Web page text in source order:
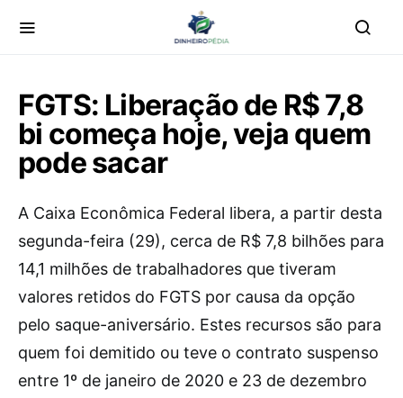
FGTS: Liberação de R$ 7,8
bi começa hoje, veja quem
pode sacar
A Caixa Econômica Federal libera, a partir desta
segunda-feira (29), cerca de R$ 7,8 bilhões para
14,1 milhões de trabalhadores que tiveram
valores retidos do FGTS por causa da opção
pelo saque-aniversário. Estes recursos são para
quem foi demitido ou teve o contrato suspenso
entre 1º de janeiro de 2020 e 23 de dezembro